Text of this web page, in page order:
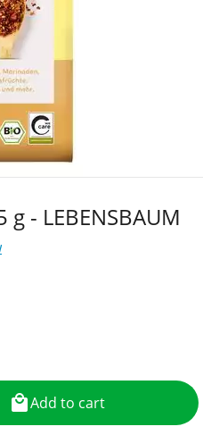
g - LEBENSBAUM
Add to cart